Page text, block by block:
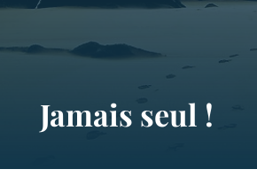
Jamais seul !